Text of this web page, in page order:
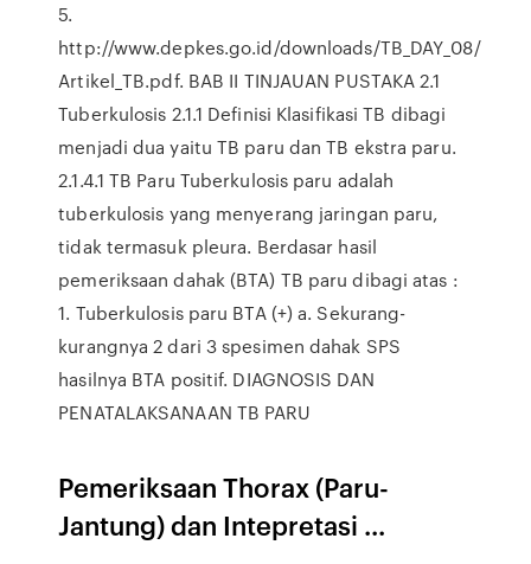
5.
http://www.depkes.go.id/downloads/TB_DAY_08/
Artikel_TB.pdf. BAB II TINJAUAN PUSTAKA 2.1
Tuberkulosis 2.1.1 Definisi Klasifikasi TB dibagi
menjadi dua yaitu TB paru dan TB ekstra paru.
2.1.4.1 TB Paru Tuberkulosis paru adalah
tuberkulosis yang menyerang jaringan paru,
tidak termasuk pleura. Berdasar hasil
pemeriksaan dahak (BTA) TB paru dibagi atas :
1. Tuberkulosis paru BTA (+) a. Sekurang-
kurangnya 2 dari 3 spesimen dahak SPS
hasilnya BTA positif. DIAGNOSIS DAN
PENATALAKSANAAN TB PARU
Pemeriksaan Thorax (Paru-
Jantung) dan Intepretasi ...